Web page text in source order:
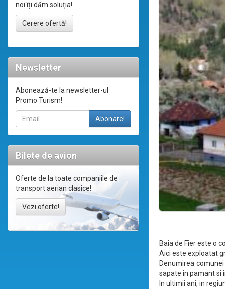
noi îți dăm soluția!
Cerere ofertă!
Newsletter
Abonează-te la newsletter-ul
Promo Turism!
Bilete de avion
Oferte de la toate companiile de
transport aerian clasice!
Vezi oferte!
Baia de Fier este o
Aici este exploatat
Denumirea
sapate in pamant si
In ultimii ani, in